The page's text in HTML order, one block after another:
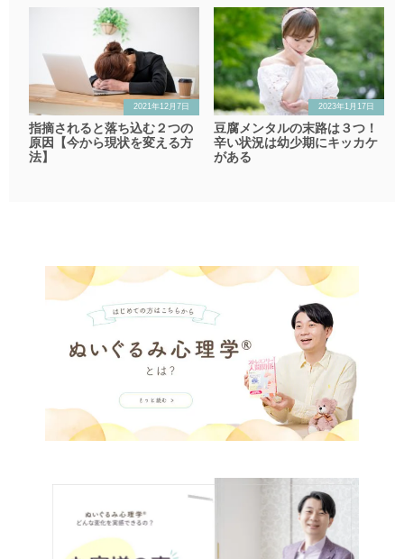
2021年12月7日
指摘されると落ち込む２つの
原因【今から現状を変える方
法】
2023年1月17日
豆腐メンタルの末路は３つ！
辛い状況は幼少期にキッカケ
がある